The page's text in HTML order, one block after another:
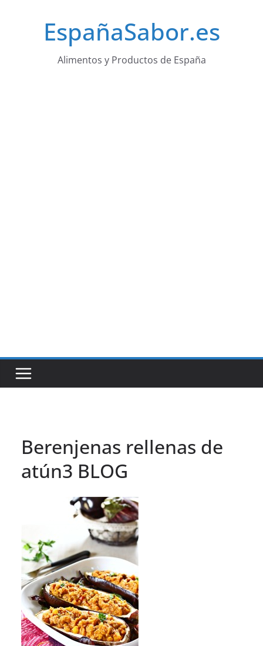
EspañaSabor.es
Alimentos y Productos de España
Berenjenas rellenas de
atún3 BLOG